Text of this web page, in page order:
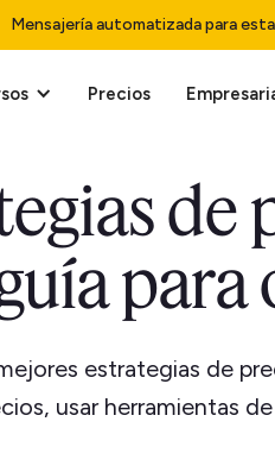
Mensajería automatizada para
Precios
de
estrategias de
usar herramientas